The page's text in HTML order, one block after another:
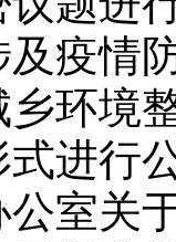
及疫情
乡环境
式进行
公室关